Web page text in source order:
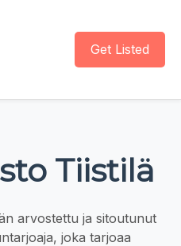
Get Listed
Tiistilä
arvostettu ja sitoutunut
joka tarjoaa